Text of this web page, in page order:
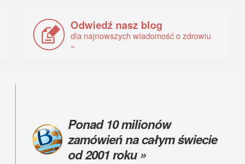
Odwiedź nasz blog
dla najnowszych wiadomość o zdrowiu
»
Ponad 10 milionów
zamówień na całym świecie
od 2001 roku »